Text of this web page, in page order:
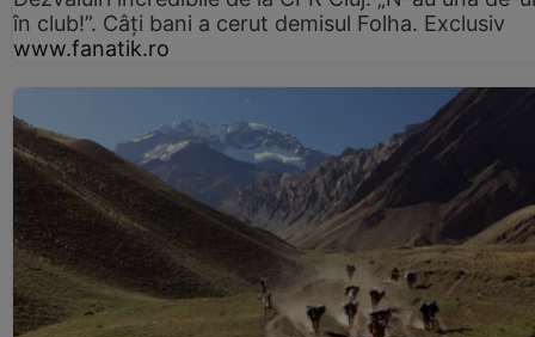
în club!”. Câți bani a cerut demisul Folha. Exclusiv
www.fanatik.ro